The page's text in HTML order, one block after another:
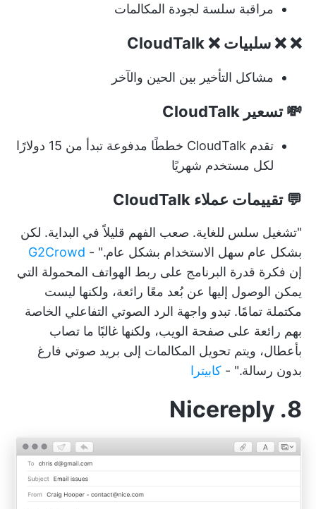
مراقبة سلسة لجودة المكالمات
❌ ❌ سلبيات ❌ CloudTalk
مشاكل التأخير بين الحين والآخر
💸 تسعير CloudTalk
تقدم CloudTalk خططًا مدفوعة تبدأ من 15 دولارًا
لكل مستخدم شهريًا
💬 تقييمات عملاء CloudTalk
"تشغيل سلس للغاية. صعب الفهم قليلاً في البداية. لكن
بشكل عام سهل الاستخدام بشكل عام." - G2Crowd
إن فكرة قدرة البرنامج على ربط الهواتف المحمولة التي
يمكن الوصول إليها عن بُعد معًا رائعة، ولكنها ليست
مكتملة تمامًا. تبدو واجهة الرد الصوتي التفاعلي الخاصة
بهم رائعة على صفحة الويب، ولكنها غالبًا ما تصاب
بأعطال، ويتم تحويل المكالمات إلى بريد صوتي فارغ
بدون رسالة." - كابيترا
8. Nicereply